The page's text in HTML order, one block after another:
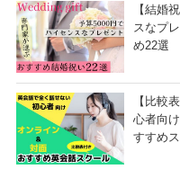
【結婚
スなプ
め22選
【比較
心者向
すすめ